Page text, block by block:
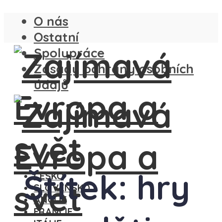
O nás
Ostatní
Spolupráce
Zásady ochrany osobních
údajů
ČESKO
SLOVENSKO
ANGLIE
FRANCIE
Štítek: hry